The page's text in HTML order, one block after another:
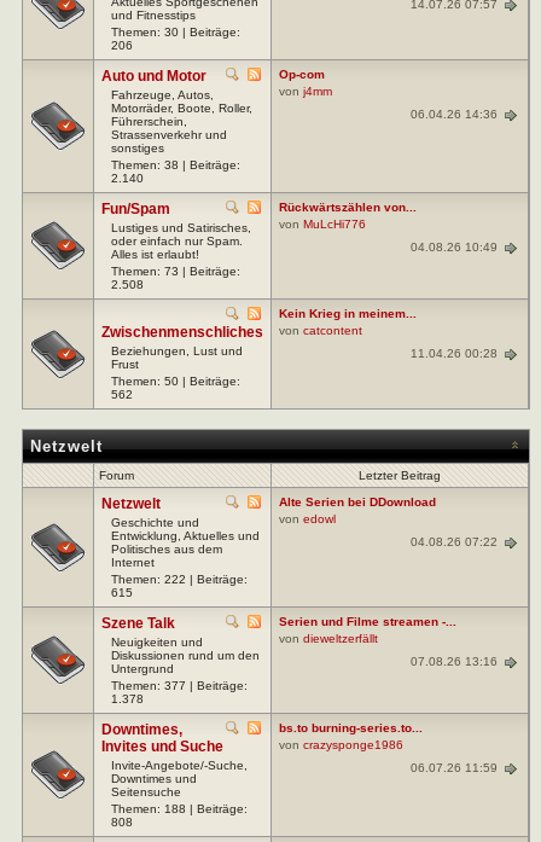
und Fitnesstips
Themen: 30 | Beiträge:
206
14.07.26 07:57
Auto und Motor
Fahrzeuge, Autos,
Motorräder, Boote, Roller,
Führerschein,
Strassenverkehr und
sonstiges
Themen: 38 | Beiträge:
2.140
Op-com
von j4mm
06.04.26 14:36
Fun/Spam
Lustiges und Satirisches,
oder einfach nur Spam.
Alles ist erlaubt!
Themen: 73 | Beiträge:
2.508
Rückwärtszählen von...
von MuLcHi776
04.08.26 10:49
Zwischenmenschliches
Beziehungen, Lust und
Frust
Themen: 50 | Beiträge:
562
Kein Krieg in meinem...
von catcontent
11.04.26 00:28
Netzwelt
Forum Letzter Beitrag
Netzwelt
Geschichte und
Entwicklung, Aktuelles und
Politisches aus dem
Internet
Themen: 222 | Beiträge:
615
Alte Serien bei DDownload
von edowl
04.08.26 07:22
Szene Talk
Neuigkeiten und
Diskussionen rund um den
Untergrund
Themen: 377 | Beiträge:
1.378
Serien und Filme streamen -...
von dieweltzerfällt
07.08.26 13:16
Downtimes,
Invites und Suche
Invite-Angebote/-Suche,
Downtimes und
Seitensuche
Themen: 188 | Beiträge:
808
bs.to burning-series.to...
von crazysponge1986
06.07.26 11:59